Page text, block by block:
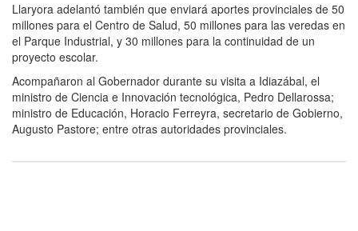
Llaryora adelantó también que enviará aportes provinciales de 50
millones para el Centro de Salud, 50 millones para las veredas en
el Parque Industrial, y 30 millones para la continuidad de un
proyecto escolar.
Acompañaron al Gobernador durante su visita a Idiazábal, el
ministro de Ciencia e Innovación tecnológica, Pedro Dellarossa;
ministro de Educación, Horacio Ferreyra, secretario de Gobierno,
Augusto Pastore; entre otras autoridades provinciales.